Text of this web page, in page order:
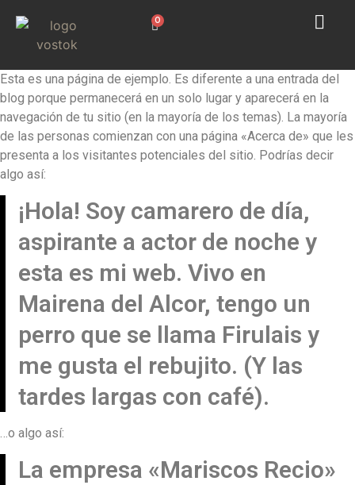
0
Esta es una página de ejemplo. Es diferente a una entrada del
blog porque permanecerá en un solo lugar y aparecerá en la
navegación de tu sitio (en la mayoría de los temas). La mayoría
de las personas comienzan con una página «Acerca de» que les
presenta a los visitantes potenciales del sitio. Podrías decir
algo así:
¡Hola! Soy camarero de día,
aspirante a actor de noche y
esta es mi web. Vivo en
Mairena del Alcor, tengo un
perro que se llama Firulais y
me gusta el rebujito. (Y las
tardes largas con café).
…o algo así:
La empresa «Mariscos Recio»